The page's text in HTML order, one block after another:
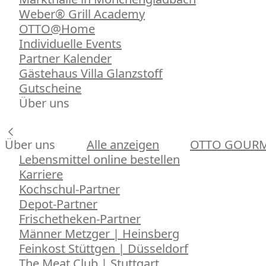
Weber® Grill Academy
OTTO@Home
Individuelle Events
Partner Kalender
Gästehaus Villa Glanzstoff
Gutscheine
Über uns
Über uns Alle anzeigen
OTTO
Lebensmittel online bestellen
Karriere
Kochschul-Partner
Depot-Partner
Frischetheken-Partner
Männer Metzger | Heinsberg
Feinkost Stüttgen | Düsseldorf